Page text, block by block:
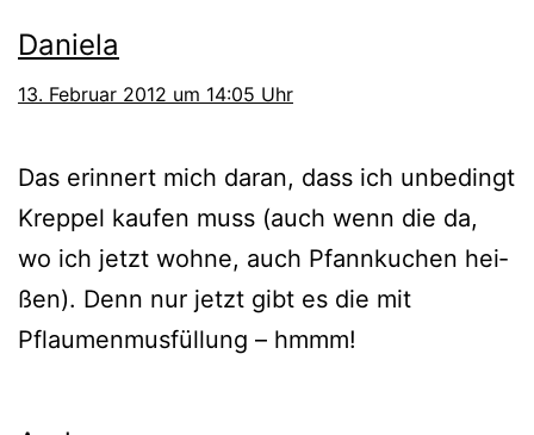
Daniela
13. Februar 2012 um 14:05 Uhr
Das erin­nert mich dar­an, dass ich unbe­dingt
Kreppel kau­fen muss (auch wenn die da,
wo ich jetzt woh­ne, auch Pfannkuchen hei­
ßen). Denn nur jetzt gibt es die mit
Pflaumenmusfüllung – hmmm!